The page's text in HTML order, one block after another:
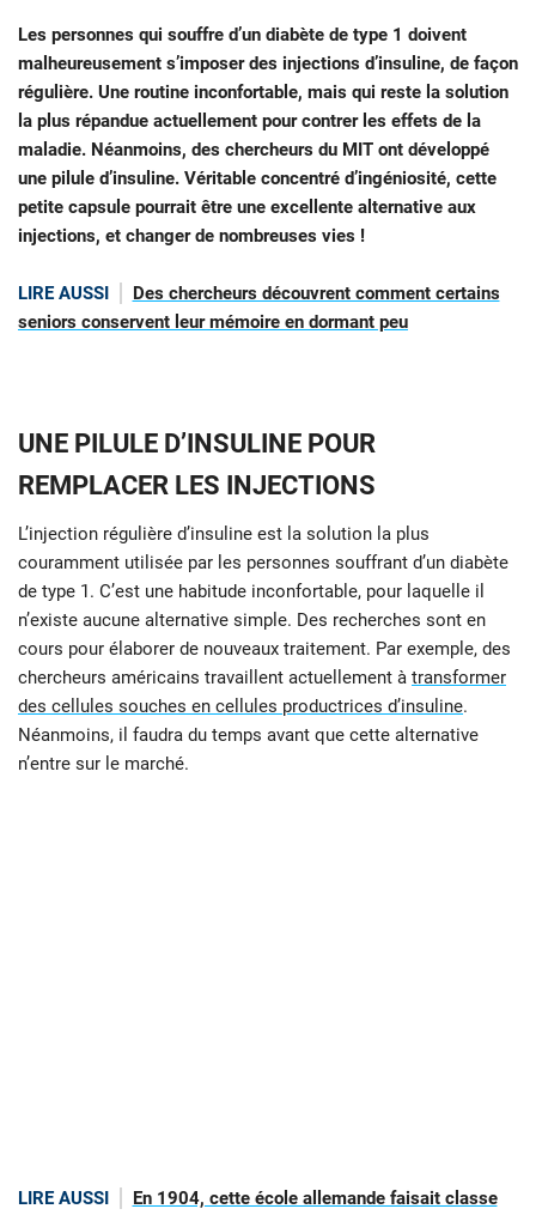
Les personnes qui souffre d’un diabète de type 1 doivent
malheureusement s’imposer des injections d’insuline, de façon
régulière. Une routine inconfortable, mais qui reste la solution
la plus répandue actuellement pour contrer les effets de la
maladie. Néanmoins, des chercheurs du MIT ont développé
une pilule d’insuline. Véritable concentré d’ingéniosité, cette
petite capsule pourrait être une excellente alternative aux
injections, et changer de nombreuses vies !
LIRE AUSSI
Des chercheurs découvrent comment certains
seniors conservent leur mémoire en dormant peu
UNE PILULE D’INSULINE POUR
REMPLACER LES INJECTIONS
L’injection régulière d’insuline est la solution la plus
couramment utilisée par les personnes souffrant d’un diabète
de type 1. C’est une habitude inconfortable, pour laquelle il
n’existe aucune alternative simple. Des recherches sont en
cours pour élaborer de nouveaux traitement. Par exemple, des
chercheurs américains travaillent actuellement à transformer
des cellules souches en cellules productrices d’insuline.
Néanmoins, il faudra du temps avant que cette alternative
n’entre sur le marché.
LIRE AUSSI
En 1904, cette école allemande faisait classe